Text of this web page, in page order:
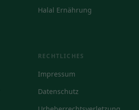
Halal Ernährung
RECHTLICHES
Impressum
Datenschutz